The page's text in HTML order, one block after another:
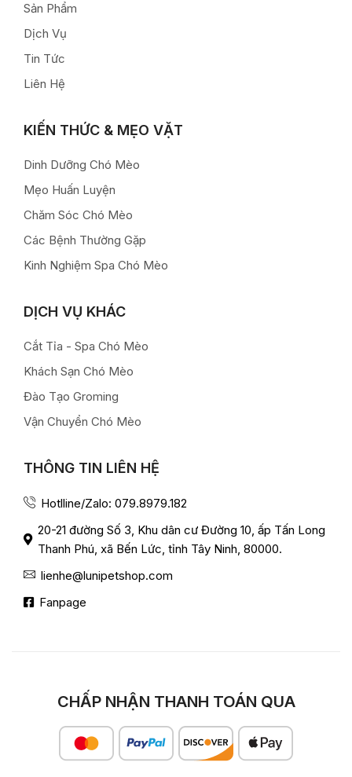
Sản Phẩm
Dịch Vụ
Tin Tức
Liên Hệ
KIẾN THỨC & MẸO VẶT
Dinh Dưỡng Chó Mèo
Mẹo Huấn Luyện
Chăm Sóc Chó Mèo
Các Bệnh Thường Gặp
Kinh Nghiệm Spa Chó Mèo
DỊCH VỤ KHÁC
Cắt Tỉa - Spa Chó Mèo
Khách Sạn Chó Mèo
Đào Tạo Groming
Vận Chuyển Chó Mèo
THÔNG TIN LIÊN HỆ
Hotlline/Zalo: 079.8979.182
20-21 đường Số 3, Khu dân cư Đường 10, ấp Tấn Long
Thanh Phú, xã Bến Lức, tỉnh Tây Ninh, 80000.
lienhe@lunipetshop.com
Fanpage
CHẤP NHẬN THANH TOÁN QUA